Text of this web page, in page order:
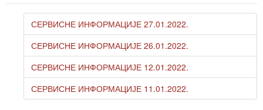
СЕРВИСНЕ ИНФОРМАЦИЈЕ 27.01.2022.
СЕРВИСНЕ ИНФОРМАЦИЈЕ 26.01.2022.
СЕРВИСНЕ ИНФОРМАЦИЈЕ 12.01.2022.
СЕРВИСНЕ ИНФОРМАЦИЈЕ 11.01.2022.